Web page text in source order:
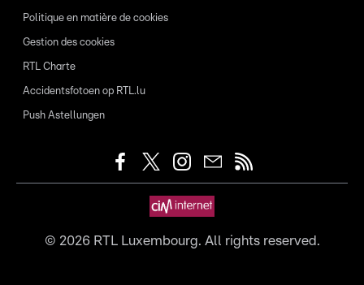
Politique en matière de cookies
Gestion des cookies
RTL Charte
Accidentsfotoen op RTL.lu
Push Astellungen
© 2026RTL Luxembourg. All rights reserved.